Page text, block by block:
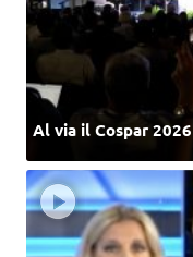
Al via il Cospar